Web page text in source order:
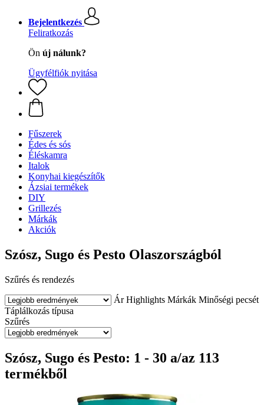
Bejelentkezés
Feliratkozás
Ön új nálunk?
Ügyfélfiók nyitása
Fűszerek
Édes és sós
Éléskamra
Italok
Konyhai kiegészítők
Ázsiai termékek
DIY
Grillezés
Márkák
Akciók
Szósz, Sugo és Pesto Olaszországból
Szűrés és rendezés
Ár Highlights Márkák Minőségi pecsét
Táplálkozás típusa
Szűrés
Szósz, Sugo és Pesto: 1 - 30 a/az 113
termékből